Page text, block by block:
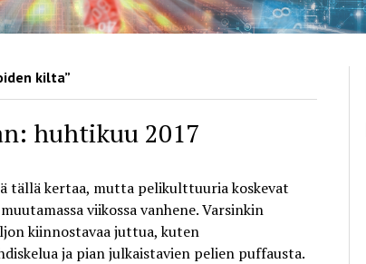
kilta”
huhtikuu 2017
tällä kertaa, mutta pelikulttuuria koskevat
viikossa vanhene. Varsinkin
kiinnostavaa juttua, kuten
ja pian julkaistavien pelien puffausta.